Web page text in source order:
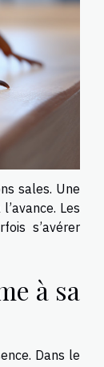
sales. Une
Les
s’avérer
à sa
Dans le